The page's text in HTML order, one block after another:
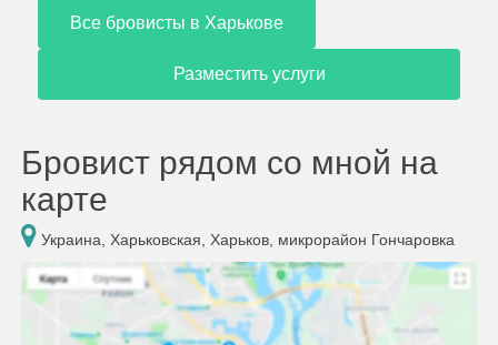
Все бровисты в Харькове
Разместить услуги
Бровист рядом со мной на
карте
Украина, Харьковская, Харьков, микрорайон Гончаровка